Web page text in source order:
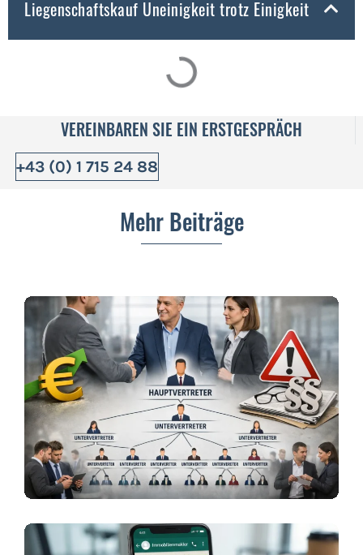
Liegenschaftskauf Uneinigkeit trotz Einigkeit
VEREINBAREN SIE EIN ERSTGESPRÄCH
+43 (0) 1 715 24 88
Mehr Beiträge
Mehrstufige Vertriebssysteme
Im Handelsvertreterrecht:
Chancen, Risiken Und Rechtliche
Fallstricke Bei Haupt- Und
Untervertreterstrukturen